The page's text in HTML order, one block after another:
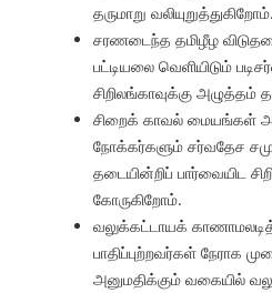
தருமாறு வலியுறுத்துகிறோம்.
சரணடைந்த தமிழீழ
பட்டியலை வெளியிடும்
சிறிலங்காவுக்கு அழுத்தம்
சிறைக் காவல் மையங்கள்
நோக்கர்களும் சர்வதேச
தடையின்றிப் பார்வையிட
கோருகிறோம்.
வலுக்கட்டாயக்
பாதிப்புற்றவர்கள் நேராக
அனுமதிக்கும் வகையில்